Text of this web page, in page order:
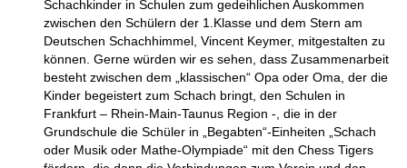
Schachkinder in Schulen zum gedeihlichen Auskommen
zwischen den Schülern der 1.Klasse und dem Stern am
Deutschen Schachhimmel, Vincent Keymer, mitgestalten zu
können. Gerne würden wir es sehen, dass Zusammenarbeit
besteht zwischen dem „klassischen“ Opa oder Oma, der die
Kinder begeistert zum Schach bringt, den Schulen in
Frankfurt – Rhein-Main-Taunus Region -, die in der
Grundschule die Schüler in „Begabten“-Einheiten „Schach
oder Musik oder Mathe-Olympiade“ mit den Chess Tigers